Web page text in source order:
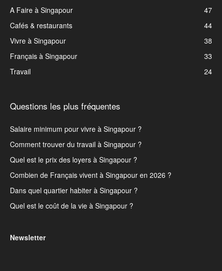
A Faire à Singapour
47
Cafés & restaurants
44
Vivre à Singapour
38
Français à Singapour
33
Travail
24
Questions les plus fréquentes
Salaire minimum pour vivre à Singapour ?
Comment trouver du travail à Singapour ?
Quel est le prix des loyers à Singapour ?
Combien de Français vivent à Singapour en 2026 ?
Dans quel quartier habiter à Singapour ?
Quel est le coût de la vie à Singapour ?
Newsletter